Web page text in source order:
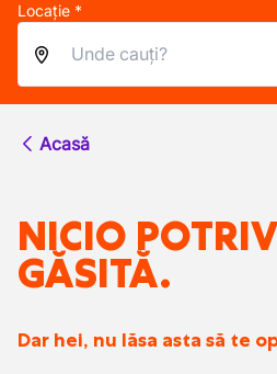
Locație *
Acasă
NICIO
GĂSITĂ.
Dar hei, nu lăsa asta să te